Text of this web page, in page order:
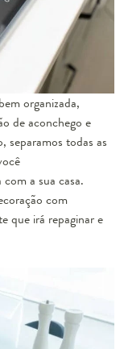
organizada,
de aconchego e
separamos todas as
a sua casa.
com
que irá repaginar e